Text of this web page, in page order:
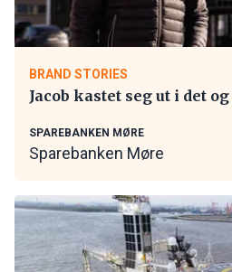
BRAND STORIES
Jacob kastet seg ut i det
SPAREBANKEN MØRE
Sparebanken Møre